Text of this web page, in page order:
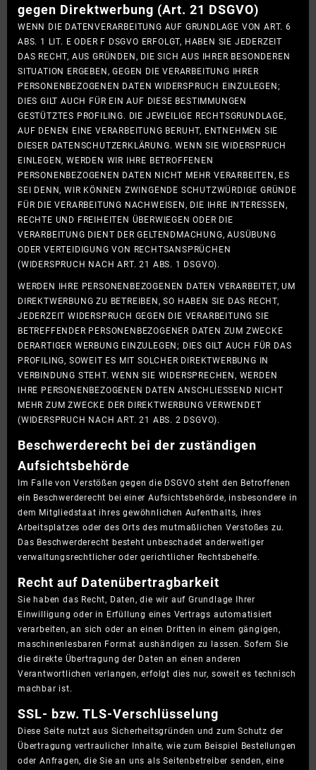
gegen Direktwerbung (Art. 21 DSGVO)
WENN DIE DATENVERARBEITUNG AUF GRUNDLAGE VON ART. 6
ABS. 1 LIT. E ODER F DSGVO ERFOLGT, HABEN SIE JEDERZEIT
DAS RECHT, AUS GRÜNDEN, DIE SICH AUS IHRER BESONDEREN
SITUATION ERGEBEN, GEGEN DIE VERARBEITUNG IHRER
PERSONENBEZOGENEN DATEN WIDERSPRUCH EINZULEGEN;
DIES GILT AUCH FÜR EIN AUF DIESE BESTIMMUNGEN
GESTÜTZTES PROFILING. DIE JEWEILIGE RECHTSGRUNDLAGE,
AUF DENEN EINE VERARBEITUNG BERUHT, ENTNEHMEN SIE
DIESER DATENSCHUTZERKLÄRUNG. WENN SIE WIDERSPRUCH
EINLEGEN, WERDEN WIR IHRE BETROFFENEN
PERSONENBEZOGENEN DATEN NICHT MEHR VERARBEITEN, ES
SEI DENN, WIR KÖNNEN ZWINGENDE SCHUTZWÜRDIGE GRÜNDE
FÜR DIE VERARBEITUNG NACHWEISEN, DIE IHRE INTERESSEN,
RECHTE UND FREIHEITEN ÜBERWIEGEN ODER DIE
VERARBEITUNG DIENT DER GELTENDMACHUNG, AUSÜBUNG
ODER VERTEIDIGUNG VON RECHTSANSPRÜCHEN
(WIDERSPRUCH NACH ART. 21 ABS. 1 DSGVO).
WERDEN IHRE PERSONENBEZOGENEN DATEN VERARBEITET, UM
DIREKTWERBUNG ZU BETREIBEN, SO HABEN SIE DAS RECHT,
JEDERZEIT WIDERSPRUCH GEGEN DIE VERARBEITUNG SIE
BETREFFENDER PERSONENBEZOGENER DATEN ZUM ZWECKE
DERARTIGER WERBUNG EINZULEGEN; DIES GILT AUCH FÜR DAS
PROFILING, SOWEIT ES MIT SOLCHER DIREKTWERBUNG IN
VERBINDUNG STEHT. WENN SIE WIDERSPRECHEN, WERDEN
IHRE PERSONENBEZOGENEN DATEN ANSCHLIESSEND NICHT
MEHR ZUM ZWECKE DER DIREKTWERBUNG VERWENDET
(WIDERSPRUCH NACH ART. 21 ABS. 2 DSGVO).
Beschwerde­recht bei der zuständigen
Aufsichts­behörde
Im Falle von Verstößen gegen die DSGVO steht den Betroffenen
ein Beschwerderecht bei einer Aufsichtsbehörde, insbesondere in
dem Mitgliedstaat ihres gewöhnlichen Aufenthalts, ihres
Arbeitsplatzes oder des Orts des mutmaßlichen Verstoßes zu.
Das Beschwerderecht besteht unbeschadet anderweitiger
verwaltungsrechtlicher oder gerichtlicher Rechtsbehelfe.
Recht auf Daten­übertrag­barkeit
Sie haben das Recht, Daten, die wir auf Grundlage Ihrer
Einwilligung oder in Erfüllung eines Vertrags automatisiert
verarbeiten, an sich oder an einen Dritten in einem gängigen,
maschinenlesbaren Format aushändigen zu lassen. Sofern Sie
die direkte Übertragung der Daten an einen anderen
Verantwortlichen verlangen, erfolgt dies nur, soweit es technisch
machbar ist.
SSL- bzw. TLS-Verschlüsselung
Diese Seite nutzt aus Sicherheitsgründen und zum Schutz der
Übertragung vertraulicher Inhalte, wie zum Beispiel Bestellungen
oder Anfragen, die Sie an uns als Seitenbetreiber senden, eine